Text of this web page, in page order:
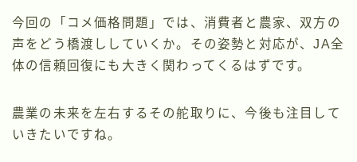
今回の「コメ価格問題」では、消費者と農家、双方の
声をどう橋渡ししていくか。その姿勢と対応が、JA全
体の信頼回復にも大きく関わってくるはずです。
農業の未来を左右するその舵取りに、今後も注目して
いきたいですね。